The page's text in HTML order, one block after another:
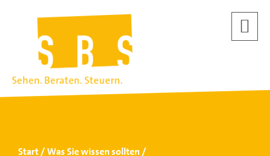
Start
Was Sie wissen sollten